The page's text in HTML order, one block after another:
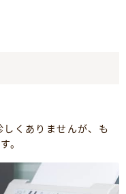
くありませんが、も
。